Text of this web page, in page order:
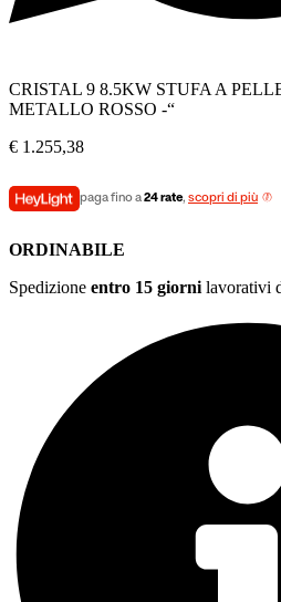
CRISTAL 9 8.5KW STUFA A
METALLO ROSSO -“
€ 1.255,38
paga fino a24 rate, scopri di più
ORDINABILE
Spedizione entro 15 giorni lavorativi